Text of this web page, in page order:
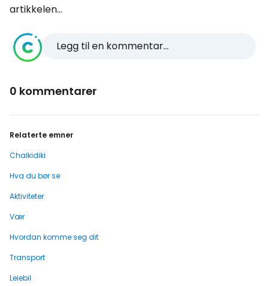
artikkelen...
Legg til en kommentar...
0 kommentarer
Relaterte emner
Chalkidiki
Hva du bør se
Aktiviteter
Vær
Hvordan komme seg dit
Transport
Leiebil